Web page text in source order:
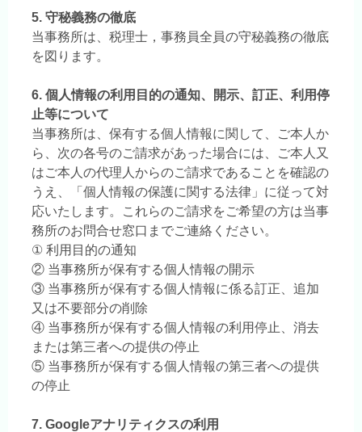
5. 守秘義務の徹底
当事務所は、税理士，事務員全員の守秘義務の徹底
を図ります。
6. 個人情報の利用目的の通知、開示、訂正、利用停
止等について
当事務所は、保有する個人情報に関して、ご本人か
ら、次の各号のご請求があった場合には、ご本人又
はご本人の代理人からのご請求であることを確認の
うえ、「個人情報の保護に関する法律」に従って対
応いたします。これらのご請求をご希望の方は当事
務所のお問合せ窓口までご連絡ください。
① 利用目的の通知
② 当事務所が保有する個人情報の開示
③ 当事務所が保有する個人情報に係る訂正、追加
又は不要部分の削除
④ 当事務所が保有する個人情報の利用停止、消去
または第三者への提供の停止
⑤ 当事務所が保有する個人情報の第三者への提供
の停止
7. Googleアナリティクスの利用